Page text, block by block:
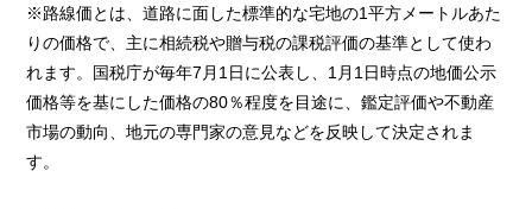
※路線価とは、道路に面した標準的な宅地の1平方メートルあた
りの価格で、主に相続税や贈与税の課税評価の基準として使わ
れます。国税庁が毎年7月1日に公表し、1月1日時点の地価公示
価格等を基にした価格の80％程度を目途に、鑑定評価や不動産
市場の動向、地元の専門家の意見などを反映して決定されま
す。